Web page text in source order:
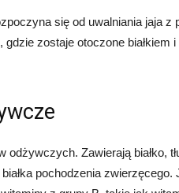
się od uwalniania jaja z
zostaje otoczone białkiem
Zawierają białko,
pochodzenia